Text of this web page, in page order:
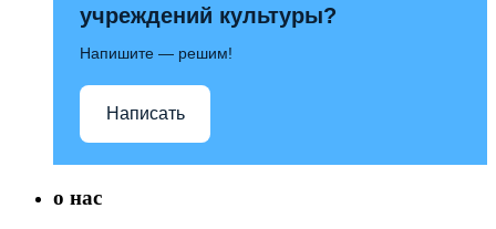
учреждений культуры?
Напишите — решим!
Написать
о нас